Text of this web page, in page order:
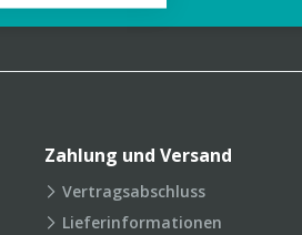
Zahlung und Versand
Vertragsabschluss
Lieferinformationen